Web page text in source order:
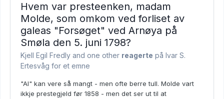
Hvem var presteenken, madam
Molde, som omkom ved forliset av
galeas "Forsøget" ved Arnøya på
Smøla den 5. juni 1798?
Kjell Egil Fredly and one other reagerte på Ivar S.
Ertesvåg for et emne
"AI" kan vere så mangt - men ofte berre tull. Molde vart
ikkje prestegjeld før 1858 - men det ser ut til at